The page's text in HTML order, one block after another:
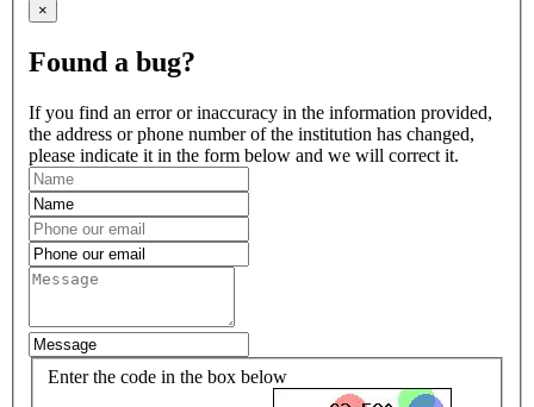
×
Found a bug?
If you find an error or inaccuracy in the information provided,
the address or phone number of the institution has changed,
please indicate it in the form below and we will correct it.
Enter the code in the box below